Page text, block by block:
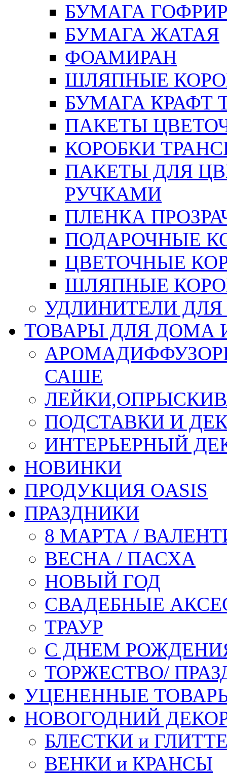
БУМАГА
БУМАГА ЖАТАЯ
ФОАМИРАН
ШЛЯПНЫЕ
БУМАГА КРАФТ
ПАКЕТЫ
КОРОБКИ
ПАКЕТЫ ДЛЯ
РУЧКАМИ
ПЛЕНКА
ПОДАРОЧНЫЕ
ЦВЕТОЧНЫЕ
ШЛЯПНЫЕ
УДЛИНИТЕЛИ
ТОВАРЫ ДЛЯ ДОМА
САШЕ
ПОДСТАВКИ И
ИНТЕРЬЕРНЫЙ
НОВИНКИ
ПРОДУКЦИЯ OASIS
ПРАЗДНИКИ
8 МАРТА /
ВЕСНА / ПАСХА
НОВЫЙ ГОД
СВАДЕБНЫЕ
ТРАУР
С ДНЕМ
ТОРЖЕСТВО/
УЦЕНЕННЫЕ
НОВОГОДНИЙ
БЛЕСТКИ и
ВЕНКИ и КРАНСЫ